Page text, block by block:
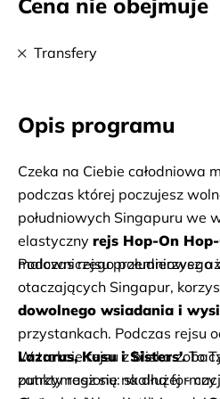
Cena nie obejmuje
Transfery
Opis programu
Czeka na Ciebie całodniowa
podczas której poczujesz
południowych Singapuru we
elastyczny rejs Hop-On
Podczas rejsu przemierzysz
dowolnego wsiadania i
przystankach. Podczas rejsu
Lazarus, Kusu i Sisters’. To
zatrzymasz się na dłużej -
W trakcie rejsu z bliska
punkty regionu: skalną